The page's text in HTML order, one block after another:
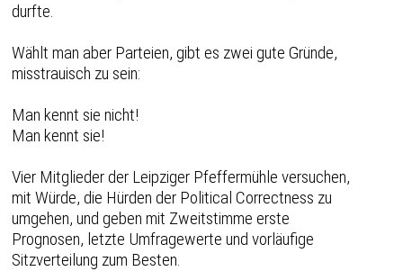
durfte.
Wählt man aber Parteien, gibt es zwei gute Gründe,
misstrauisch zu sein:
Man kennt sie nicht!
Man kennt sie!
Vier Mitglieder der Leipziger Pfeffermühle versuchen,
mit Würde, die Hürden der Political Correctness zu
umgehen, und geben mit Zweitstimme erste
Prognosen, letzte Umfragewerte und vorläufige
Sitzverteilung zum Besten.